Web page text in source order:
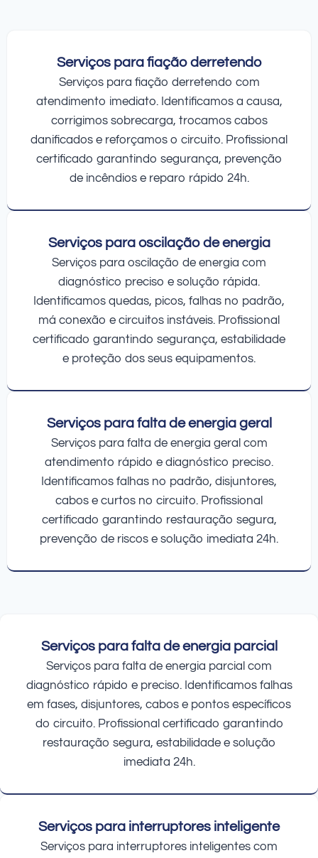
Serviços para fiação derretendo
Serviços para fiação derretendo com
atendimento imediato. Identificamos a causa,
corrigimos sobrecarga, trocamos cabos
danificados e reforçamos o circuito. Profissional
certificado garantindo segurança, prevenção
de incêndios e reparo rápido 24h.
Serviços para oscilação de energia
Serviços para oscilação de energia com
diagnóstico preciso e solução rápida.
Identificamos quedas, picos, falhas no padrão,
má conexão e circuitos instáveis. Profissional
certificado garantindo segurança, estabilidade
e proteção dos seus equipamentos.
Serviços para falta de energia geral
Serviços para falta de energia geral com
atendimento rápido e diagnóstico preciso.
Identificamos falhas no padrão, disjuntores,
cabos e curtos no circuito. Profissional
certificado garantindo restauração segura,
prevenção de riscos e solução imediata 24h.
Serviços para falta de energia parcial
Serviços para falta de energia parcial com
diagnóstico rápido e preciso. Identificamos falhas
em fases, disjuntores, cabos e pontos específicos
do circuito. Profissional certificado garantindo
restauração segura, estabilidade e solução
imediata 24h.
Serviços para interruptores inteligente
Serviços para interruptores inteligentes com